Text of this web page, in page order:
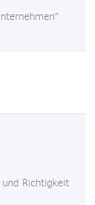
Richtigkeit